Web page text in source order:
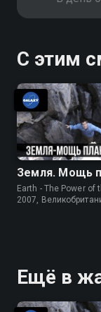
берут
что их
С этим
Земля. Мощь
Earth - The Power of
2007,
Ещё в